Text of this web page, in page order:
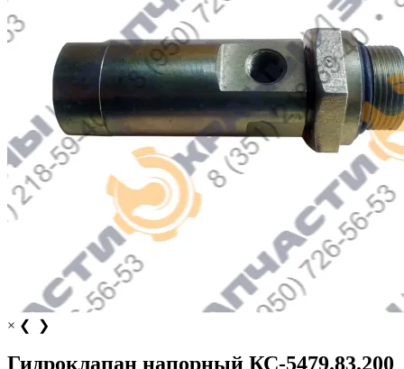
× ❮ ❯
Гидроклапан напорный КС-5479.83.200